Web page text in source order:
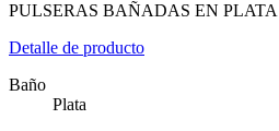
PULSERAS BAÑADAS EN PLATA
Detalle de producto
Baño
Plata